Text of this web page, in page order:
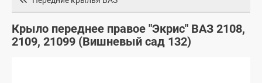
Крыло переднее правое "Экрис" ВАЗ 2108,
2109, 21099 (Вишневый сад 132)